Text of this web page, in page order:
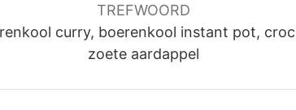
TREFWOORD
curry, boerenkool instant pot,
zoete aardappel